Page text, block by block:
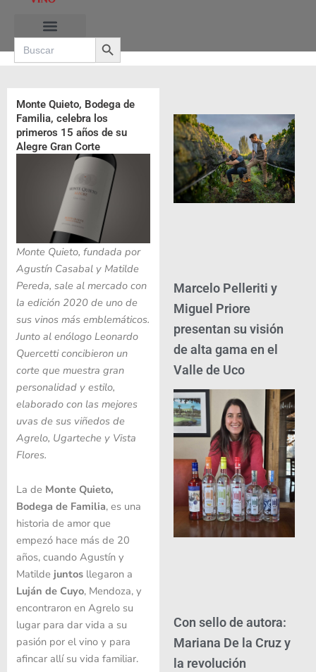
contenido
Search
for:
Search Button
Monte Quieto, Bodega de
Familia, celebra los
primeros 15 años de su
Alegre Gran Corte
Monte Quieto, fundada por
Agustín Casabal y Matilde
Pereda, sale al mercado con
la edición 2020 de uno de
sus vinos más emblemáticos.
Junto al enólogo Leonardo
Quercetti concibieron un
corte que muestra gran
personalidad y estilo,
elaborado con las mejores
uvas de sus viñedos de
Agrelo, Ugarteche y Vista
Flores.
La de Monte Quieto,
Bodega de Familia, es una
historia de amor que
empezó hace más de 20
años, cuando Agustín y
Matilde juntos llegaron a
Luján de Cuyo, Mendoza, y
encontraron en Agrelo su
lugar para dar vida a su
pasión por el vino y para
afincar allí su vida familiar.
Marcelo Pelleriti y
Miguel Priore
presentan su visión
de alta gama en el
Valle de Uco
Con sello de autora:
Mariana De la Cruz y
la revolución